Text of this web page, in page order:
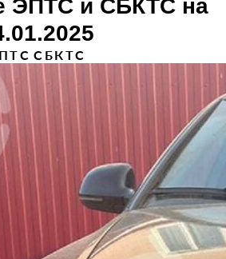
ЭПТС и СБКТС на
СБКТС